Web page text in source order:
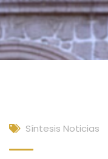
Síntesis Noticias